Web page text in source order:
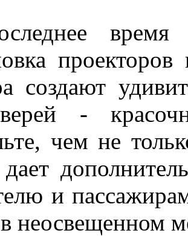
время
создают
-
чем не
и
неосвещенном